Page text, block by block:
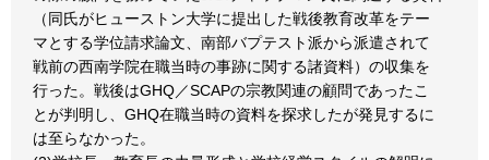
（同氏がヒューストン大学に提出した戦後教育改革をテー
マとする学位請求論文、南部バプテスト派から派遣されて
戦前の西南学院在職当時の事跡に関する諸資料）の収集を
行った。戦後はGHQ／SCAPの宗教関連の顧問であったこ
とが判明し、GHQ在職当時の資料を探求したが発見するに
は至らなかった。